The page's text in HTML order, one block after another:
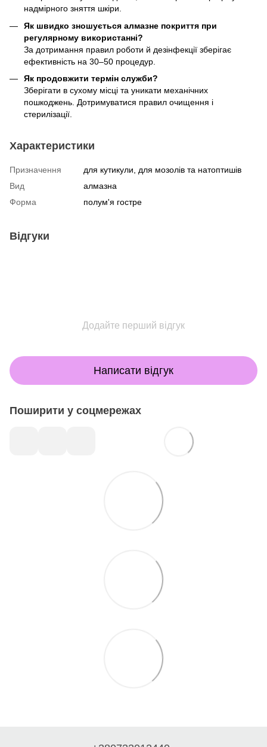
надмірного зняття шкіри.
Як швидко зношується алмазне покриття при
регулярному використанні?
За дотримання правил роботи й дезінфекції зберігає
ефективність на 30–50 процедур.
Як продовжити термін служби?
Зберігати в сухому місці та уникати механічних
пошкоджень. Дотримуватися правил очищення і
стерилізації.
Характеристики
Призначення
для кутикули, для мозолів та натоптишів
Вид
алмазна
Форма
полум'я гостре
Відгуки
Додайте перший відгук
Написати відгук
Поширити у соцмережах